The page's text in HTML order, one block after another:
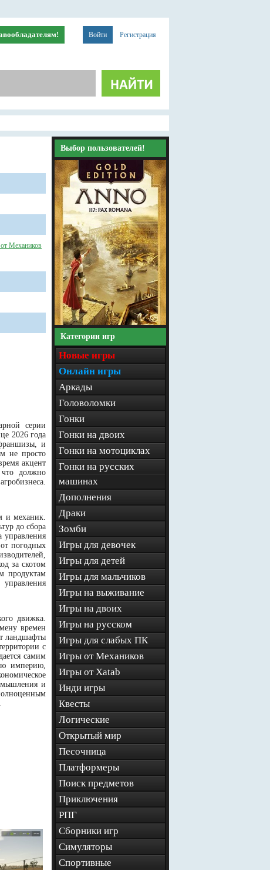
Войти Регистрация
Механиков
серии
2026 года
и
не просто
акцент
что должно
и механик.
до сбора
управления
погодных
за скотом
продуктам
движка.
времен
ландшафты
с
самим
империю,
мышления и
Выбор пользователей!
Категории игр
Новые игры
Онлайн игры
Аркады
Головоломки
Гонки
Гонки на двоих
Гонки на мотоциклах
Гонки на русских
машинах
Дополнения
Драки
Зомби
Игры для девочек
Игры для детей
Игры для мальчиков
Игры на выживание
Игры на двоих
Игры на русском
Игры для слабых ПК
Игры от Механиков
Игры от Xatab
Инди игры
Квесты
Логические
Открытый мир
Песочница
Платформеры
Поиск предметов
Приключения
РПГ
Сборники игр
Симуляторы
Спортивные